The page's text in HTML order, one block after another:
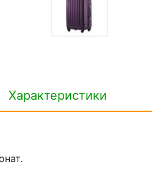
Характеристики